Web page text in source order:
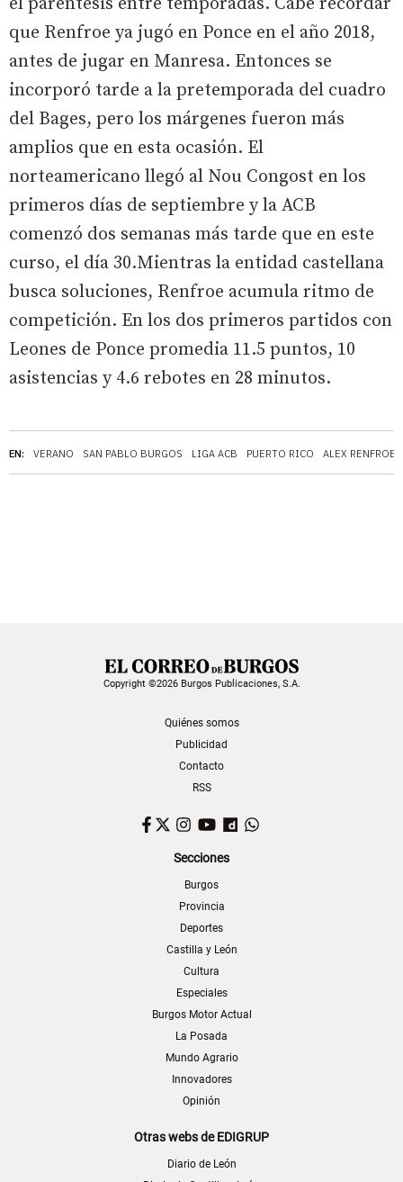
EN: VERANO SAN PABLO BURGOS LIGA ACB PUERTO RICO ALEX RENFROE
que Renfroe ya jugó en Ponce en el año 2018,
antes de jugar en Manresa. Entonces se
incorporó tarde a la pretemporada del cuadro
del Bages, pero los márgenes fueron más
amplios que en esta ocasión. El
norteamericano llegó al Nou Congost en los
primeros días de septiembre y la ACB
comenzó dos semanas más tarde que en este
curso, el día 30.Mientras la entidad castellana
busca soluciones, Renfroe acumula ritmo de
competición. En los dos primeros partidos con
Leones de Ponce promedia 11.5 puntos, 10
asistencias y 4.6 rebotes en 28 minutos.
Copyright ©2026 Burgos Publicaciones, S.A.
Quiénes somos
Publicidad
Contacto
RSS
Facebook
TwitterInstagram
YouTubeDailymotion
Secciones
Burgos
Provincia
Deportes
Castilla y León
Cultura
Especiales
Burgos Motor Actual
La Posada
Mundo Agrario
Innovadores
Opinión
Otras webs de EDIGRUP
Diario de León